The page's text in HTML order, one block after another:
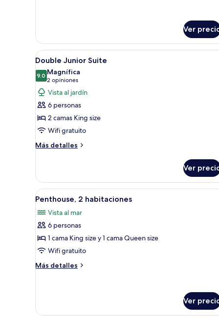
habitación
Ver
Abrir
todas
las
fotos
de
Double
Junior
Suite
Habitación de hotel con
8
Double Junior Suite
9.09.0 de 10
Magnífica
2 opiniones
(2
opiniones)
Vista al jardín
6 personas
2 camas King size
Wifi gratuito
Más detalles
Más
Junior
Suite
Ver
Abrir
todas
las
fotos
de
Penthouse,
2
habitaciones
Amplia sala de estar con
9
Penthouse, 2 habitaciones
Vista al mar
6 personas
1 cama King size y 1 cama Queen size
Wifi gratuito
Más detalles
Más
habitaciones
Ver